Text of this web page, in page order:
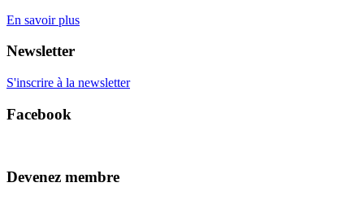
En savoir plus
Newsletter
S'inscrire à la newsletter
Facebook
Devenez membre